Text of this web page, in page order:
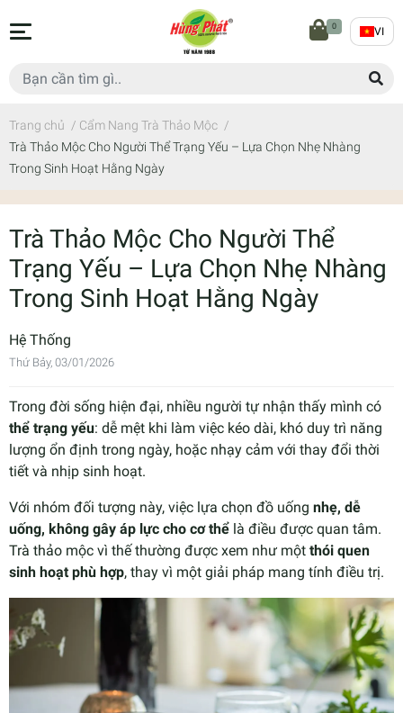
0 VI
Trang chủ / Cẩm Nang Trà Thảo Mộc /
Trà Thảo Mộc Cho Người Thể Trạng Yếu – Lựa Chọn Nhẹ Nhàng
Trong Sinh Hoạt Hằng Ngày
Trà Thảo Mộc Cho Người Thể
Trạng Yếu – Lựa Chọn Nhẹ Nhàng
Trong Sinh Hoạt Hằng Ngày
Hệ Thống
Thứ Bảy, 03/01/2026
Trong đời sống hiện đại, nhiều người tự nhận thấy mình có
thể trạng yếu: dễ mệt khi làm việc kéo dài, khó duy trì năng
lượng ổn định trong ngày, hoặc nhạy cảm với thay đổi thời
tiết và nhịp sinh hoạt.
Với nhóm đối tượng này, việc lựa chọn đồ uống nhẹ, dễ
uống, không gây áp lực cho cơ thể là điều được quan tâm.
Trà thảo mộc vì thế thường được xem như một thói quen
sinh hoạt phù hợp, thay vì một giải pháp mang tính điều trị.